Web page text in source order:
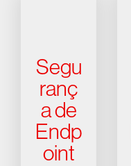
Segu
ranç
a de
Endp
oint